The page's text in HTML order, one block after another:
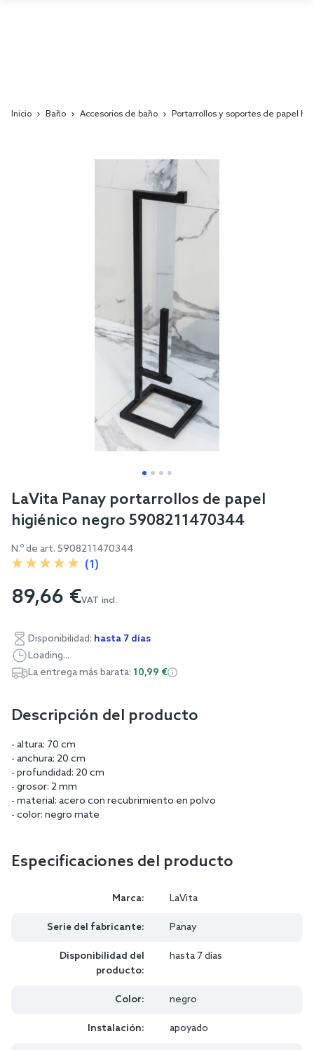
Inicio Baño Accesorios de baño Portarrollos y soportes de papel
Skip
to
the
beginning
of
images
LaVita Panay portarrollos de papel
higiénico negro 5908211470344
N.º de art. 5908211470344
(1)
89,66 €VAT incl.
Disponibilidad: hasta 7 días
Loading...
La entrega más barata: 10,99 €
Descripción del producto
- altura: 70 cm
- anchura: 20 cm
- profundidad: 20 cm
- grosor: 2 mm
- material: acero con recubrimiento en polvo
- color: negro mate
Especificaciones del producto
Marca: LaVita
Serie del fabricante: Panay
Disponibilidad del
producto:
hasta 7 días
Color: negro
Instalación: apoyado